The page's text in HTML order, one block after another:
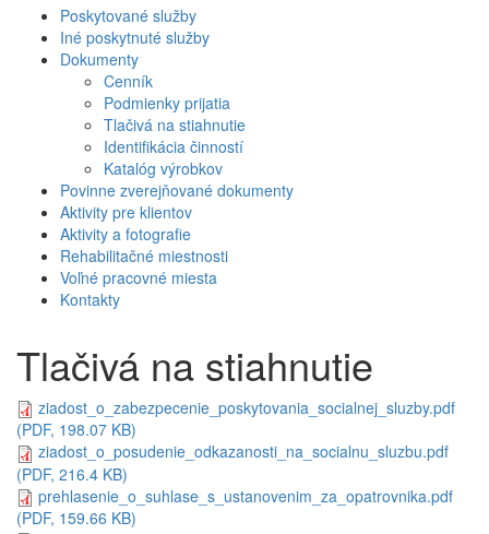
Poskytované služby
Iné poskytnuté služby
Dokumenty
Cenník
Podmienky prijatia
Tlačivá na stiahnutie
Identifikácia činností
Katalóg výrobkov
Povinne zverejňované dokumenty
Aktivity pre klientov
Aktivity a fotografie
Rehabilitačné miestnosti
Voľné pracovné miesta
Kontakty
Tlačivá na stiahnutie
ziadost_o_zabezpecenie_poskytovania_socialnej_sluzby.pdf
(PDF, 198.07 KB)
ziadost_o_posudenie_odkazanosti_na_socialnu_sluzbu.pdf
(PDF, 216.4 KB)
prehlasenie_o_suhlase_s_ustanovenim_za_opatrovnika.pdf
(PDF, 159.66 KB)